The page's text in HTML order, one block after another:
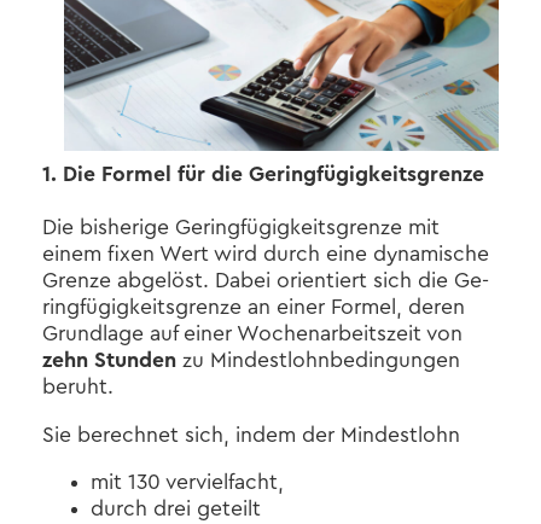
1. Die For­mel für die Ge­ring­fü­gig­keits­gren­ze
Die bis­he­ri­ge Ge­ring­fü­gig­keits­gren­ze mit
einem fixen Wert wird durch eine dy­na­mi­sche
Gren­ze ab­ge­löst. Dabei ori­en­tiert sich die Ge­
ring­fü­gig­keits­gren­ze an einer For­mel, deren
Grund­la­ge auf einer Wo­chen­ar­beits­zeit von
zehn Stun­den zu Min­dest­lohn­be­din­gun­gen
be­ruht.
Sie be­rech­net sich, indem der Min­dest­lohn
mit 130 ver­viel­facht,
durch drei ge­teilt